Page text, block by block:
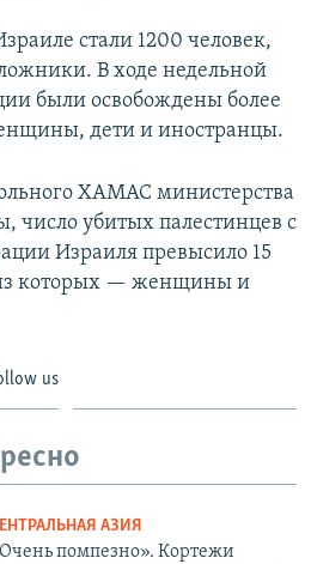
стали 1200 человек,
В ходе недельной
были освобождены более
дети и иностранцы.
ХАМАС министерства
число убитых палестинцев с
Израиля превысило 15
которых — женщины и
us
АЗИЯ
помпезно». Кортежи